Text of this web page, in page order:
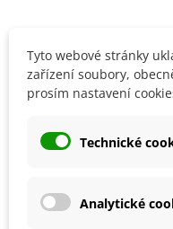
Tyto webové stránky
zařízení soubory,
prosím nastavení
Technické
Analytické